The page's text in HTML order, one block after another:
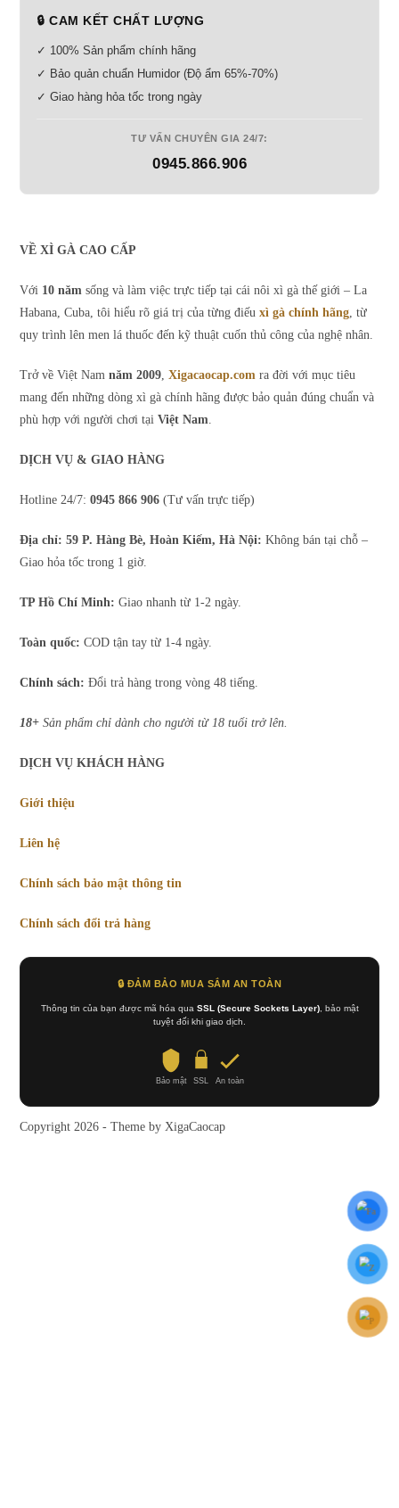
🔒 CAM KẾT CHẤT LƯỢNG
✓ 100% Sản phẩm chính hãng
✓ Bảo quản chuẩn Humidor (Độ ẩm 65%-70%)
✓ Giao hàng hỏa tốc trong ngày
TƯ VẤN CHUYÊN GIA 24/7:
0945.866.906
VỀ XÌ GÀ CAO CẤP
Với 10 năm sống và làm việc trực tiếp tại cái nôi xì gà thế giới – La
Habana, Cuba, tôi hiểu rõ giá trị của từng điếuxì gà chính hãng, từ
quy trình lên men lá thuốc đến kỹ thuật cuốn thủ công của nghệ nhân.
Trở về Việt Namnăm 2009,Xigacaocap.com ra đời với mục tiêu
mang đến những dòng xì gà chính hãng được bảo quản đúng chuẩn và
phù hợp với người chơi tạiViệt Nam.
DỊCH VỤ & GIAO HÀNG
Hotline 24/7:0945 866 906 (Tư vấn trực tiếp)
Địa chỉ: 59 P. Hàng Bè, Hoàn Kiếm, Hà Nội: Không bán tại chỗ –
Giao hỏa tốc trong 1 giờ.
TP Hồ Chí Minh: Giao nhanh từ 1-2 ngày.
Toàn quốc: COD tận tay từ 1-4 ngày.
Chính sách: Đổi trả hàng trong vòng 48 tiếng.
18+Sản phẩm chỉ dành cho người từ 18 tuổi trở lên.
DỊCH VỤ KHÁCH HÀNG
Giới thiệu
Liên hệ
Chính sách bảo mật thông tin
Chính sách đổi trả hàng
🔒 ĐẢM BẢO MUA SẮM AN TOÀN
Thông tin của bạn được mã hóa qua SSL (Secure Sockets Layer), bảo mật
tuyệt đối khi giao dịch.
Bảo mật SSL An toàn
Copyright 2026 - Theme by XigaCaocap